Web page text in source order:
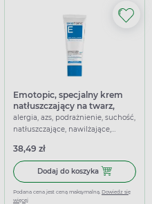
Mediderm Cream, 500 g
Emotopic, specjalny krem
natłuszczający na twarz,
powieki i ciało, 75 ml
alergia, azs, podrażnienie, suchość,
natłuszczające, nawilżające,
38,49 zł
Dodaj do koszyka Dodaj do
Podana cena jest ceną maksymalną. Dowiedz się
więcej